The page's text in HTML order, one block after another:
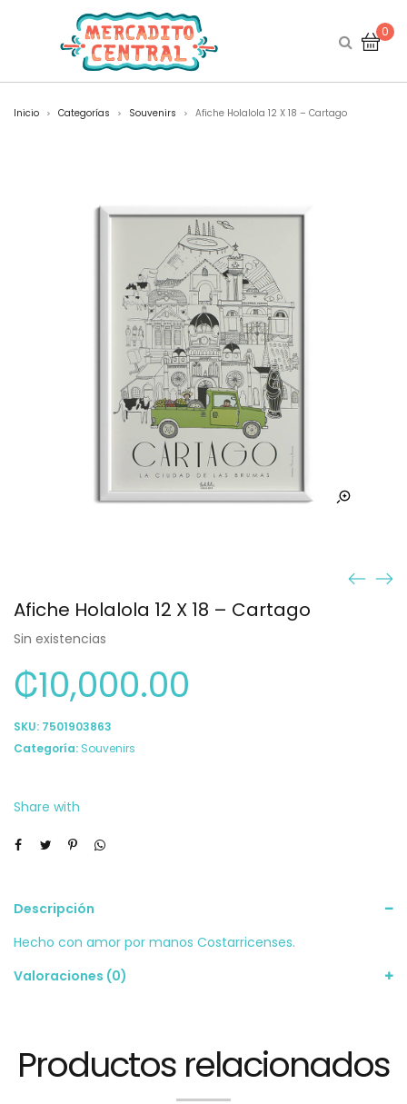
0
Inicio > Categorías > Souvenirs > Afiche Holalola 12 X 18 – Cartago
Afiche Holalola 12 X 18 – Cartago
Sin existencias
₡10,000.00
SKU: 7501903863
Categoría: Souvenirs
Share with
Descripción
Hecho con amor por manos Costarricenses.
Valoraciones (0)
Productos relacionados